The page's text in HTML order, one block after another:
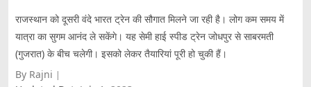
राजस्थान को दूसरी वंदे भारत ट्रेन की सौगात मिलने जा रही है। लोग कम समय में
यात्रा का सुगम आनंद ले सकेंगे। यह सेमी हाई स्पीड ट्रेन जोधपुर से साबरमती
(गुजरात) के बीच चलेगी। इसको लेकर तैयारियां पूरी हो चुकी हैं।
By Rajni